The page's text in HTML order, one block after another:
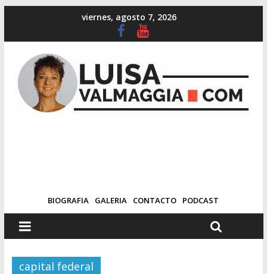
viernes, agosto 7, 2026
BIOGRAFIA GALERIA CONTACTO PODCAST
capital federal